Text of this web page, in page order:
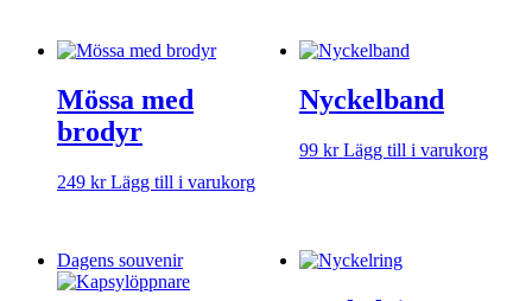
produktsidan
kan
Mössa med
brodyr
249 kr Lägg till i varukorg
Nyckelband
99 kr Lägg till i varukorg
Dagens souvenir